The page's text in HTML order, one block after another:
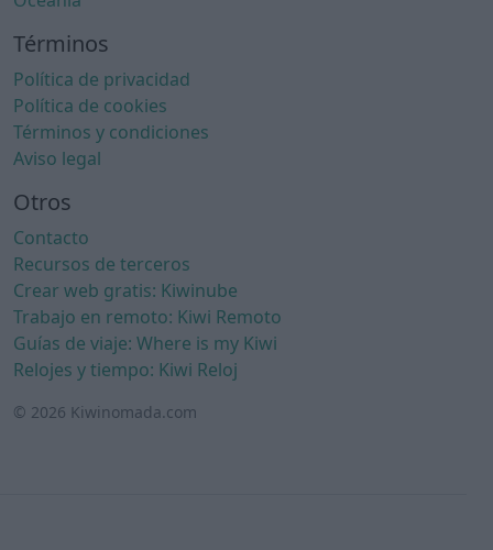
Términos
Política de privacidad
Política de cookies
Términos y condiciones
Aviso legal
Otros
Contacto
Recursos de terceros
Crear web gratis: Kiwinube
Trabajo en remoto: Kiwi Remoto
Guías de viaje: Where is my Kiwi
Relojes y tiempo: Kiwi Reloj
© 2026 Kiwinomada.com